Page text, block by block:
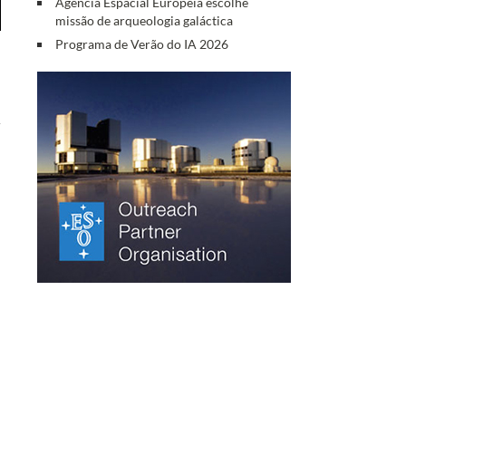
missão de arqueologia galáctica
Programa de Verão do IA 2026